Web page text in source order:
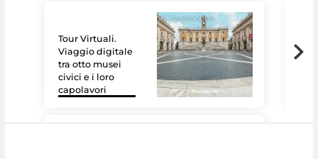
Tour Virtuali.
Viaggio digitale
tra otto musei
civici e i loro
capolavori